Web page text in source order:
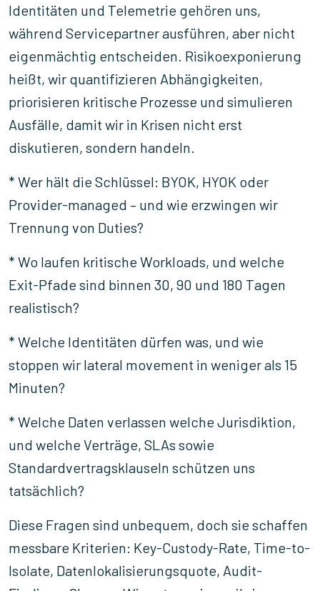
Identitäten und Telemetrie gehören uns,
während Servicepartner ausführen, aber nicht
eigenmächtig entscheiden. Risikoexponierung
heißt, wir quantifizieren Abhängigkeiten,
priorisieren kritische Prozesse und simulieren
Ausfälle, damit wir in Krisen nicht erst
diskutieren, sondern handeln.
* Wer hält die Schlüssel: BYOK, HYOK oder
Provider-managed – und wie erzwingen wir
Trennung von Duties?
* Wo laufen kritische Workloads, und welche
Exit-Pfade sind binnen 30, 90 und 180 Tagen
realistisch?
* Welche Identitäten dürfen was, und wie
stoppen wir lateral movement in weniger als 15
Minuten?
* Welche Daten verlassen welche Jurisdiktion,
und welche Verträge, SLAs sowie
Standardvertragsklauseln schützen uns
tatsächlich?
Diese Fragen sind unbequem, doch sie schaffen
messbare Kriterien: Key-Custody-Rate, Time-to-
Isolate, Datenlokalisierungsquote, Audit-